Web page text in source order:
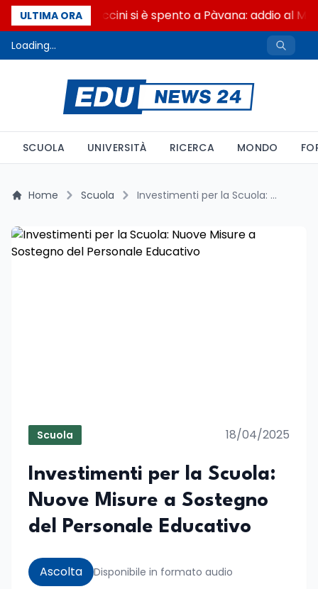
ULTIMA ORA
Francesco Guccini si è spento a Pàvana: addio al
Loading...
SCUOLA UNIVERSITÀ RICERCA MONDO
Home Scuola Investimenti per la Scuola: Nuove Misure a Sostegno del Personale Educativo
Scuola 18/04/2025
Investimenti per la Scuola:
Nuove Misure a Sostegno
del Personale Educativo
Ascolta Disponibile in formato audio